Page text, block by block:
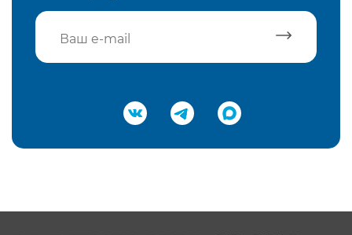
Подтвердить e-mail